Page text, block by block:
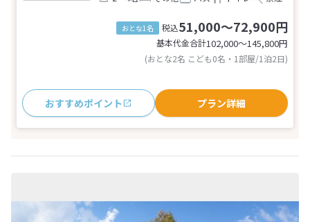
おとな1名 税込51,000～72,900円
基本代金合計102,000〜145,800円
(おとな2名 こども0名・1部屋/1泊2日)
おすすめポイント プラン詳細